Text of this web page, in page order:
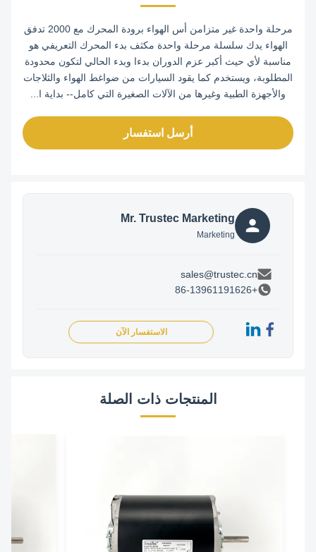
مرحلة واحدة غير متزامن أس الهواء برودة المحرك مع 2000 تدفق
الهواء يدك سلسلة مرحلة واحدة مكثف بدء المحرك التعريفي هو
مناسبة لأي حيث أكبر عزم الدوران بدءا وبدء الحالي لتكون محدودة
المطلوبة، ويستخدم كما يقود السيارات من ضواغط الهواء والثلاجات
والأجهزة الطبية وغيرها من الآلات الصغيرة التي كامل-- بداية ا...
أرسل استفسار
Mr. Trustec Marketing
Marketing
sales@trustec.cn
الاستفسار الآن
المنتجات ذات الصلة